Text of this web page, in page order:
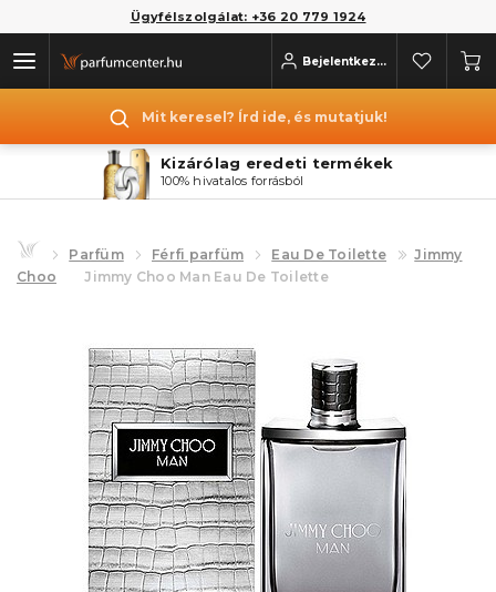
Ügyfélszolgálat: +36 20 779 1924
Bejelentkezés
Mit keresel? Írd ide, és mutatjuk!
Kizárólag eredeti termékek
100% hivatalos forrásból
Parfüm Férfi parfüm Eau De Toilette
Jimmy
Choo
Jimmy Choo Man Eau De Toilette